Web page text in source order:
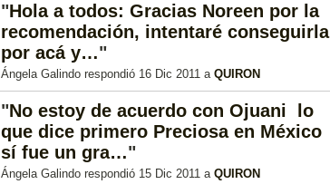
"Hola a todos: Gracias Noreen por la
recomendación, intentaré conseguirla
por acá y…"
Ángela Galindo respondió 16 Dic 2011 a QUIRON
"No estoy de acuerdo con Ojuani lo
que dice primero Preciosa en México
sí fue un gra…"
Ángela Galindo respondió 15 Dic 2011 a QUIRON